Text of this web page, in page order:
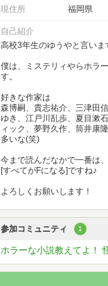
現住所 福岡県
自己紹介
高校3年生のゆうやと言いま
僕は、ミステリィやらホラ
す。
好きな作家は
森博嗣、貴志祐介、三津田
ゆき、江戸川乱歩、夏目漱
ィック、夢野久作、筒井康
多いな(笑)
今まで読んだなかで一番は
[すべてがFになる]ですね♪
よろしくお願いします！
参加コミュニティ 1